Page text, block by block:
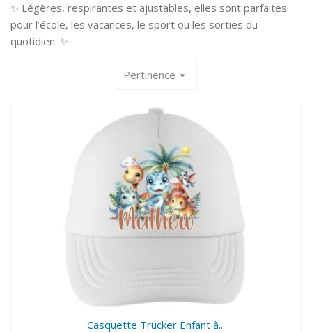
✨ Légères, respirantes et ajustables, elles sont parfaites
pour l’école, les vacances, le sport ou les sorties du
quotidien. ✨
Pertinence arrow_drop_down
Casquette Trucker Enfant à...